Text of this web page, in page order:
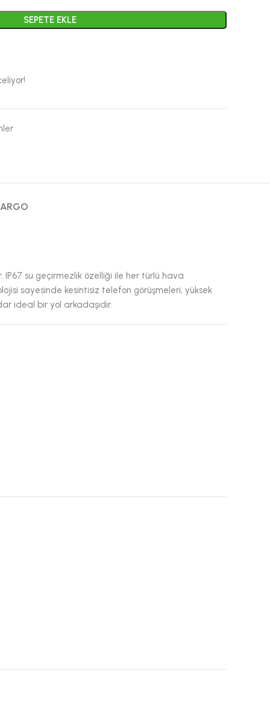
SEPETE EKLE
IP67 su geçirmezlik özelliği ile her türlü hava
sayesinde kesintisiz telefon görüşmeleri, yüksek
ideal bir yol arkadaşıdır.